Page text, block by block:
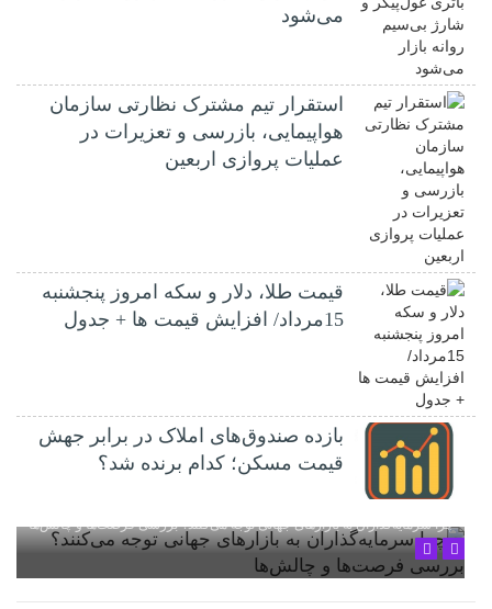
می‌شود
استقرار تیم مشترک نظارتی سازمان
هواپیمایی، بازرسی و تعزیرات در
عملیات پروازی اربعین
قیمت طلا، دلار و سکه امروز پنجشنبه
15مرداد/ افزایش قیمت ها + جدول
بازده صندوق‌های املاک در برابر جهش
قیمت مسکن؛ کدام برنده شد؟
چرا سرمایه‌گذاران به بازارهای جهانی توجه می‌کنند؟ بررسی فرصت‌ها و چالش‌ها